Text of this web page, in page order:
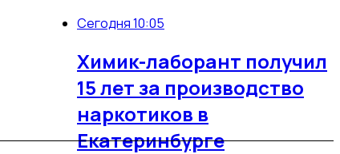
Сегодня 10:05
Химик-лаборант получил
15 лет за производство
наркотиков в
Екатеринбурге